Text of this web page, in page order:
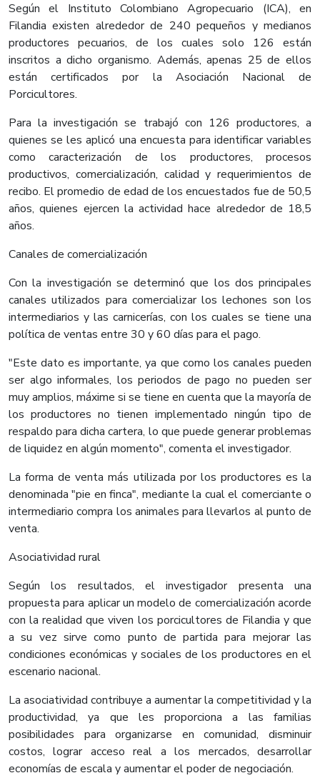
Según el Instituto Colombiano Agropecuario (ICA), en
Filandia existen alrededor de 240 pequeños y medianos
productores pecuarios, de los cuales solo 126 están
inscritos a dicho organismo. Además, apenas 25 de ellos
están certificados por la Asociación Nacional de
Porcicultores.
Para la investigación se trabajó con 126 productores, a
quienes se les aplicó una encuesta para identificar variables
como caracterización de los productores, procesos
productivos, comercialización, calidad y requerimientos de
recibo. El promedio de edad de los encuestados fue de 50,5
años, quienes ejercen la actividad hace alrededor de 18,5
años.
Canales de comercialización
Con la investigación se determinó que los dos principales
canales utilizados para comercializar los lechones son los
intermediarios y las carnicerías, con los cuales se tiene una
política de ventas entre 30 y 60 días para el pago.
"Este dato es importante, ya que como los canales pueden
ser algo informales, los periodos de pago no pueden ser
muy amplios, máxime si se tiene en cuenta que la mayoría de
los productores no tienen implementado ningún tipo de
respaldo para dicha cartera, lo que puede generar problemas
de liquidez en algún momento", comenta el investigador.
La forma de venta más utilizada por los productores es la
denominada "pie en finca", mediante la cual el comerciante o
intermediario compra los animales para llevarlos al punto de
venta.
Asociatividad rural
Según los resultados, el investigador presenta una
propuesta para aplicar un modelo de comercialización acorde
con la realidad que viven los porcicultores de Filandia y que
a su vez sirve como punto de partida para mejorar las
condiciones económicas y sociales de los productores en el
escenario nacional.
La asociatividad contribuye a aumentar la competitividad y la
productividad, ya que les proporciona a las familias
posibilidades para organizarse en comunidad, disminuir
costos, lograr acceso real a los mercados, desarrollar
economías de escala y aumentar el poder de negociación.